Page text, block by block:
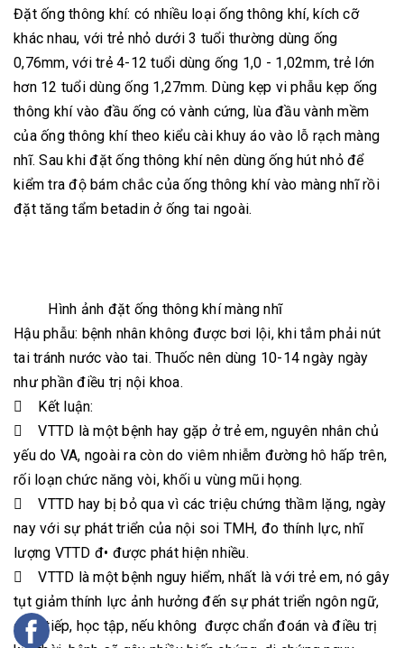
Đặt ống thông khí: có nhiều loại ống thông khí, kích cỡ
khác nhau, với trẻ nhỏ dưới 3 tuổi thường dùng ống
0,76mm, với trẻ 4-12 tuổi dùng ống 1,0 - 1,02mm, trẻ lớn
hơn 12 tuổi dùng ống 1,27mm. Dùng kẹp vi phẫu kẹp ống
thông khí vào đầu ống có vành cứng, lùa đầu vành mềm
của ống thông khí theo kiểu cài khuy áo vào lỗ rạch màng
nhĩ. Sau khi đặt ống thông khí nên dùng ống hút nhỏ để
kiểm tra độ bám chắc của ống thông khí vào màng nhĩ rồi
đặt tăng tẩm betadin ở ống tai ngoài.
Hình ảnh đặt ống thông khí màng nhĩ
Hậu phẫu: bệnh nhân không được bơi lội, khi tắm phải nút
tai tránh nước vào tai. Thuốc nên dùng 10-14 ngày ngày
như phần điều trị nội khoa.
 Kết luận:
 VTTD là một bệnh hay gặp ở trẻ em, nguyên nhân chủ
yếu do VA, ngoài ra còn do viêm nhiễm đường hô hấp trên,
rối loạn chức năng vòi, khối u vùng mũi họng.
 VTTD hay bị bỏ qua vì các triệu chứng thầm lặng, ngày
nay với sự phát triển của nội soi TMH, đo thính lực, nhĩ
lượng VTTD đ• được phát hiện nhiều.
 VTTD là một bệnh nguy hiểm, nhất là với trẻ em, nó gây
tụt giảm thính lực ảnh hưởng đến sự phát triển ngôn ngữ,
giao tiếp, học tập, nếu không được chẩn đoán và điều trị